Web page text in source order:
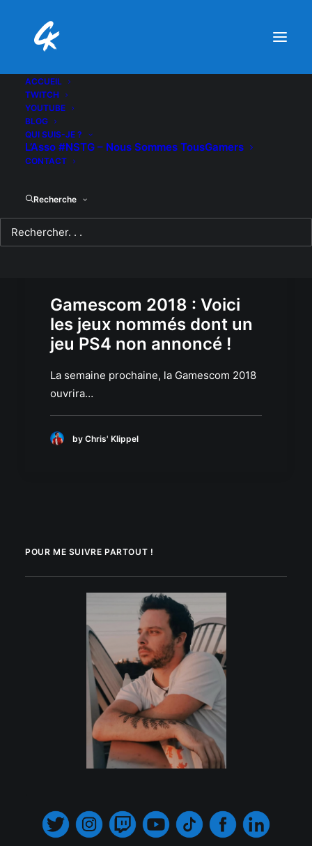
ACCUEIL
TWITCH
YOUTUBE
BLOG
QUI SUIS-JE ?
L’Asso #NSTG – Nous Sommes TousGamers
CONTACT
Recherche
Gamescom 2018 : Voici
les jeux nommés dont un
jeu PS4 non annoncé !
La semaine prochaine, la Gamescom 2018
ouvrira…
by Chris' Klippel
POUR ME SUIVRE PARTOUT !